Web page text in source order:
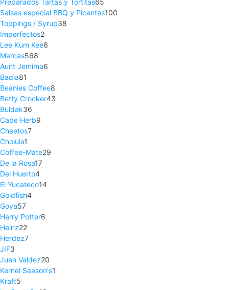
Salsas especial BBQ y Picantes100
Toppings / Syrup38
Imperfectos2
Lee Kum Kee6
Marcas568
Aunt Jemima6
Badia81
Beanies Coffee8
Betty Crocker43
Buldak36
Cape Herb9
Cheetos7
Cholula1
Coffee-Mate29
De la Rosa17
Del Huerto4
El Yucateco14
Goldfish4
Goya57
Harry Potter6
Heinz22
Herdez7
JIF3
Juan Valdez20
Kernel Season's1
Kraft5